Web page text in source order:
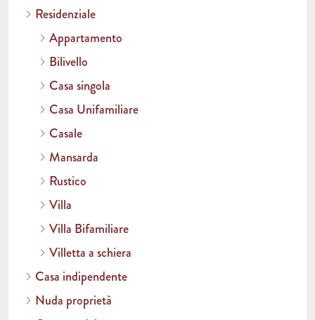
Residenziale
Appartamento
Bilivello
Casa singola
Casa Unifamiliare
Casale
Mansarda
Rustico
Villa
Villa Bifamiliare
Villetta a schiera
Casa indipendente
Nuda proprietà